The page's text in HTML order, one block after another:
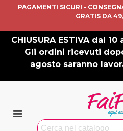
PAGAMENTI SICURI -
GRATIS DA
CHIUSURA ESTIVA dal
Gli ordini ricevuti
agosto saranno